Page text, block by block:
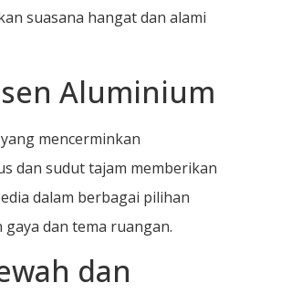
suasana hangat dan alami
Aluminium
mencerminkan
dan sudut tajam memberikan
dalam berbagai pilihan
dan tema ruangan.
dan